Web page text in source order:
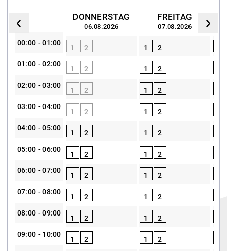
00:00 - 01:00
01:00 - 02:00
02:00 - 03:00
03:00 - 04:00
04:00 - 05:00
05:00 - 06:00
06:00 - 07:00
07:00 - 08:00
08:00 - 09:00
09:00 - 10:00
DONNERSTAG
06.08.2026
FREITAG
07.08.2026
1 2 1 2
1 2 1 2
1 2 1 2
1 2 1 2
1 2 1 2
1 2 1 2
1 2 1 2
1 2 1 2
1 2 1 2
1 2 1 2